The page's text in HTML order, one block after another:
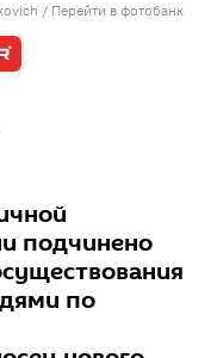
/ Перейти в фотобанк
подчинено
по